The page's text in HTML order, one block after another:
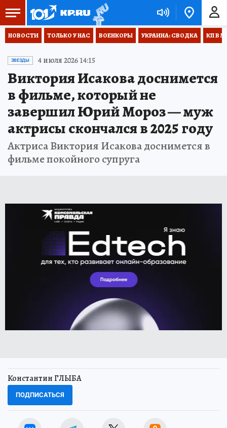
НОВОСТИ ТОЛЬКО У НАС ВОЕНКОРЫ УКРАИНА: СВОДКА КП В
ЗВЕЗДЫ 4 июля 2026 14:15
Виктория Исакова доснимется
в фильме, который не
завершил Юрий Мороз — муж
актрисы скончался в 2025 году
Актриса Виктория Исакова доснимется в
фильме покойного супруга
Константин ГЛЫБА
ПОДПИСАТЬСЯ